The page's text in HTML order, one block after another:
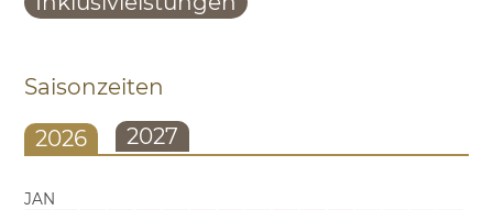
Saisonzeiten
2026
2027
JAN